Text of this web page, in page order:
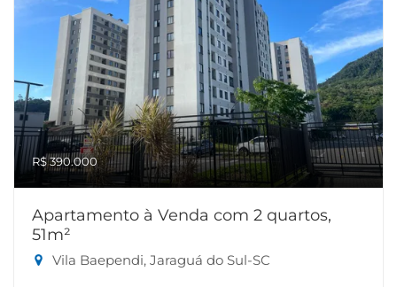
R$ 390.000
Apartamento à Venda com 2 quartos,
51m²
Vila Baependi, Jaraguá do Sul-SC